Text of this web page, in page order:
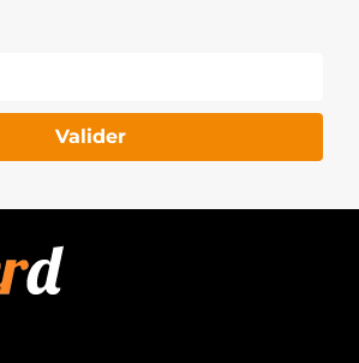
Valider